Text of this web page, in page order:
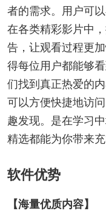
者的需求。用户可
在各类精彩影片中
告，让观看过程更
得每位用户都能够
们找到真正热爱的
可以方便快捷地访
趣发现。是在学习
精选都能为你带来充
软件优势
【海量优质内容】